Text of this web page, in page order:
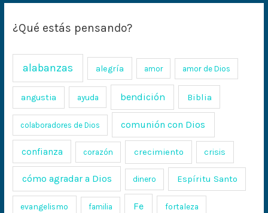
¿Qué estás pensando?
alabanzas alegría amor amor de Dios
angustia ayuda bendición Biblia
colaboradores de Dios comunión con Dios
confianza corazón crecimiento crisis
cómo agradar a Dios dinero Espíritu Santo
evangelismo familia Fe fortaleza